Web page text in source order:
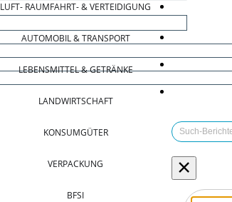
LUFT- RAUMFAHRT- & VERTEIDIGUNG
AUTOMOBIL & TRANSPORT
LEBENSMITTEL & GETRÄNKE
LANDWIRTSCHAFT
KONSUMGÜTER
VERPACKUNG
BFSI
×